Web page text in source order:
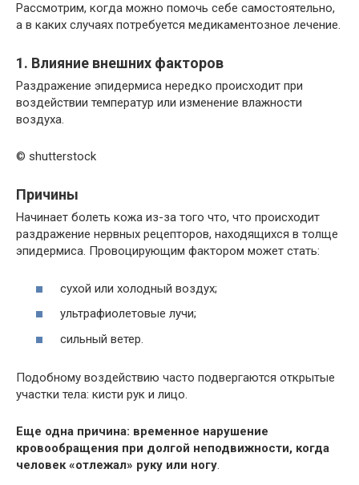
Рассмотрим, когда можно помочь себе самостоятельно,
а в каких случаях потребуется медикаментозное лечение.
1. Влияние внешних факторов
Раздражение эпидермиса нередко происходит при
воздействии температур или изменение влажности
воздуха.
© shutterstock
Причины
Начинает болеть кожа из-за того что, что происходит
раздражение нервных рецепторов, находящихся в толще
эпидермиса. Провоцирующим фактором может стать:
сухой или холодный воздух;
ультрафиолетовые лучи;
сильный ветер.
Подобному воздействию часто подвергаются открытые
участки тела: кисти рук и лицо.
Еще одна причина: временное нарушение
кровообращения при долгой неподвижности, когда
человек «отлежал» руку или ногу